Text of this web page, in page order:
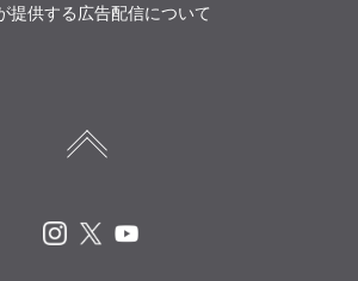
提供する広告配信について